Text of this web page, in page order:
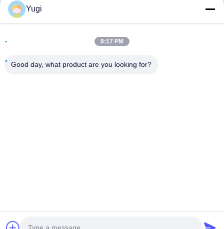
Adres
EastRoad, Shunjiang Community Industrial Park, Beijiao
Yugi
8:17 PM
Good day, what product are you looking for?